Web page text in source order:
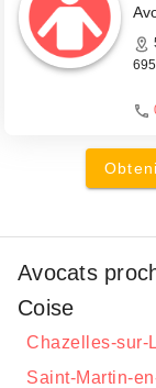
Avocats
Coise
Chazelles-sur-
Saint-Martin-